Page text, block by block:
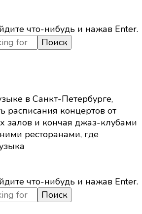
что-нибудь и нажав Enter.
в Санкт-Петербурге,
расписания концертов от
залов и кончая джаз-клубами
ресторанами, где
что-нибудь и нажав Enter.